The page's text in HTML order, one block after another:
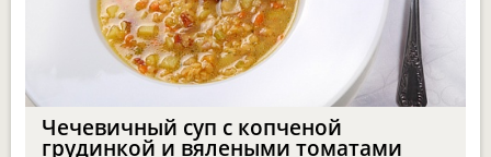
Чечевичный суп с копченой
грудинкой и вялеными томатами